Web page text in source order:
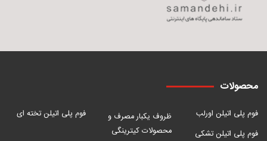
محصولات
فوم پلی اتیلن اورلب
فوم پلی اتیلن تشکی
ظروف یکبار مصرف و
محصولات کیترینگی
فوم پلی اتیلن تخته ای